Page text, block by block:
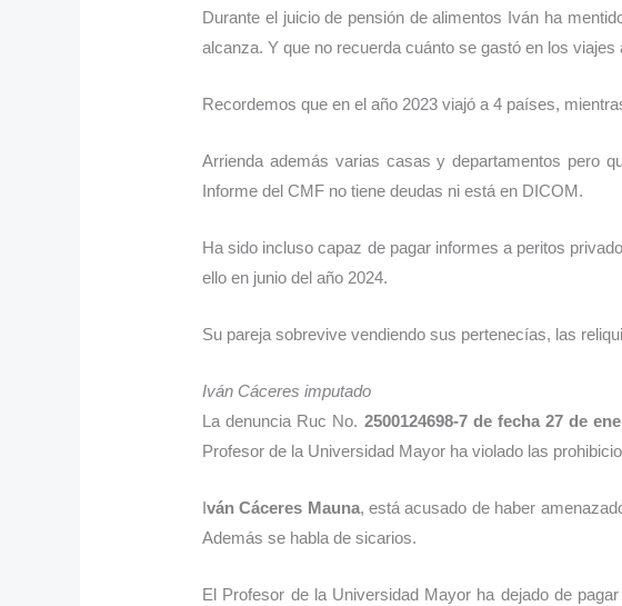
Durante el juicio de pensión de alimentos Iván ha
alcanza. Y que no recuerda cuánto se gastó en los
Recordemos que en el año 2023 viajó a 4 países,
Arrienda además varias casas y departamentos pero
Informe del CMF no tiene deudas ni está en DICOM.
Ha sido incluso capaz de pagar informes a peritos
ello en junio del año 2024.
Su pareja sobrevive vendiendo sus pertenecías, las
Iván Cáceres imputado
La denuncia Ruc No. 2500124698-7 de fecha 27 de
Profesor de la Universidad Mayor ha violado las
Iván Cáceres Mauna, está acusado de haber
Además se habla de sicarios.
El Profesor de la Universidad Mayor ha dejado de